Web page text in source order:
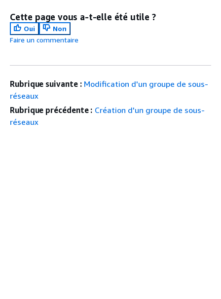
Cette page vous a-t-elle été utile ?
Oui
Non
Faire un commentaire
Rubrique suivante : Modification d'un groupe de sous-
réseaux
Rubrique précédente : Création d'un groupe de sous-
réseaux